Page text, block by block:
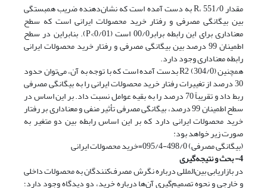
مقدار R، 551/0 به دست آمده است که نشان‌دهنده ضریب همبستگی
بین بیگانگی مصرفی و رفتار خرید محصولات ایرانی است که سطح
معناداری برای این رابطه برابر00/0 است (P<0/01). بنابراین در سطح
اطمینان 99 درصد بین بیگانگی مصرفی و رفتار خرید محصولات ایرانی
رابطه معناداری وجود دارد.
همچنین R2 (304/0) بدست آمده است که با توجه به آن، می‌توان حدود
30 درصد از تغییرات رفتار خرید محصولات ایرانی را به بیگانگی مصرفی
ربط داد و تقریباً 70 درصد را به بقیه عوامل نسبت داد. بر این اساس در
سطح اطمینان 99 درصد، بیگانگی مصرفی تأثیر منفی و معناداری بر رفتار
خرید محصولات ایرانی دارد که بر این اساس رابطه بین دو متغیر به
صورت زیر خواهد بود:
(بیگانگی مصرفی) 498/0-095/4=خرید محصولات ایرانی
4- بحث و نتیجه‌گیری
در بازاریابی بین‌المللی درباره نگرش مصرف‌کنندگان به محصولات داخلی
و خارجی و نحوه تصمیم‌گیری آن‌ها درباره خرید، دو دیدگاه وجود دارد؛